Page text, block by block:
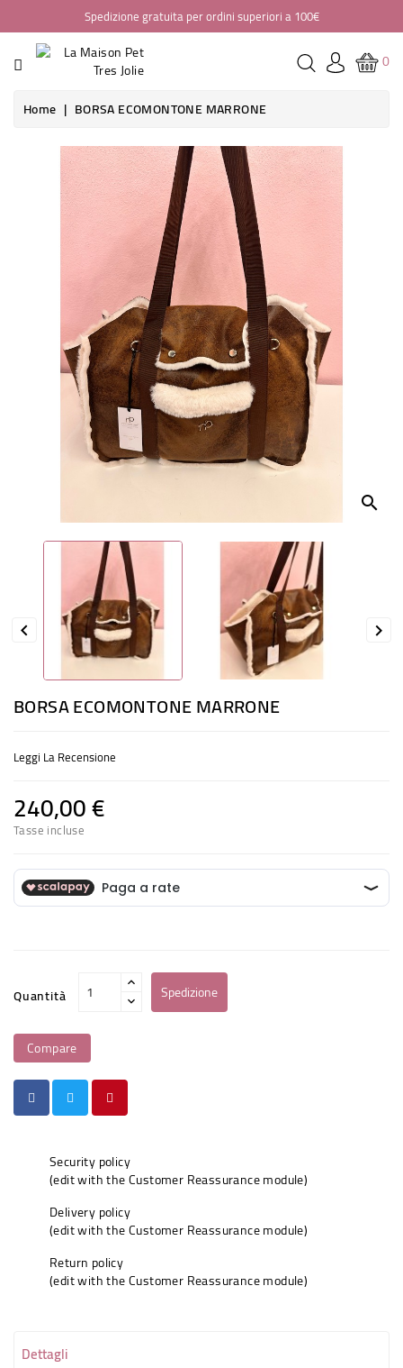
Spedizione gratuita per ordini superiori a 100€
HOME
ABBIGLIAMENTO
PASSEGGINI
GUINZAGLIERIA
ACCESSORI
0
Home BORSA ECOMONTONE MARRONE
search
 
BORSA ECOMONTONE MARRONE
Leggi La Recensione
240,00 €
Tasse incluse
Quantità Spedizione
Compare
Security policy
(edit with the Customer Reassurance module)
Delivery policy
(edit with the Customer Reassurance module)
Return policy
(edit with the Customer Reassurance module)
Dettagli